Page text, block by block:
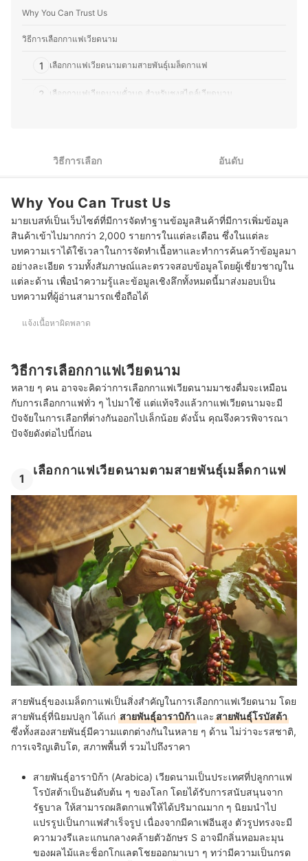
ที่น่าประทับใจให้ลูกค้า ตั้งแต่การพัฒนาเมนูตามฤดูกาล กา
ลงตัว โดยนอกจากบริหารร้าน คุณพีทยังติดตามเทรนด์อาหาร
อาหาร เบเกอรี่ และการพัฒนาเมนูต่าง ๆ เพื่อให้ผู้ที่สนใจ
ประวัติของ ธนกร พรวรรณพงศา (พีท)
Why You Can Trust Us
วิธีการเลือกกาแฟเวียดนาม
1 เลือกกาแฟเวียดนามตามสายพันธุ์เมล็ดกาแฟ
2 เลือกกาแฟเวียดนามคั่วบด สำหรับชงสไตล์เวียดนาม
วิธีทำกาแฟไข่เวียดนามเองง่าย ๆ ที่บ้าน
บทส่งท้าย
วิธีการเลือก อันดับ
Why You Can Trust Us
มายเบสท์เป็นเว็บไซต์ที่มีการจัดทำฐานข้อมูลสินค้าที่มีการเพิ่มข้อมูล
สินค้าเข้าไปมากกว่า 2,000 รายการในแต่ละเดือน ซึ่งในแต่ละ
บทความเราได้ใช้เวลาในการจัดทำเนื้อหาและทำการค้นคว้าข้อมูลมา
อย่างละเอียด รวมทั้งสัมภาษณ์และตรวจสอบข้อมูลโดยผู้เชี่ยวชาญใน
แต่ละด้าน เพื่อนำความรู้และข้อมูลเชิงลึกทั้งหมดนี้มาส่งมอบเป็น
บทความที่ผู้อ่านสามารถเชื่อถือได้
แจ้งเนื้อหาผิดพลาด
วิธีการเลือกกาแฟเวียดนาม
หลาย ๆ คน อาจจะคิดว่าการเลือกกาแฟเวียดนามมาชงดื่มจะเหมือน
กับการเลือกกาแฟทั่ว ๆ ไปมาใช้ แต่แท้จริงแล้วกาแฟเวียดนามจะมี
ปัจจัยในการเลือกที่ต่างกันออกไปเล็กน้อย ดังนั้น คุณจึงควรพิจารณา
ปัจจัยดังต่อไปนี้ก่อน
1
เลือกกาแฟเวียดนามตามสายพันธุ์เมล็ดกาแฟ
สายพันธุ์ของเมล็ดกาแฟเป็นสิ่งสำคัญในการเลือกกาแฟเวียดนาม โดย
สายพันธุ์ที่นิยมปลูก ได้แก่ สายพันธุ์อาราบิก้าและสายพันธุ์โรบัสต้า
ซึ่งทั้งสองสายพันธุ์มีความแตกต่างกันในหลาย ๆ ด้าน ไม่ว่าจะรสชาติ,
การเจริญเติบโต, สภาพพื้นที่ รวมไปถึงราคา
สายพันธุ์อาราบิก้า (Arabica) เวียดนามเป็นประเทศที่ปลูกกาแฟ
โรบัสต้าเป็นอันดับต้น ๆ ของโลก โดยได้รับการสนับสนุนจาก
รัฐบาล ให้สามารถผลิตกาแฟให้ได้ปริมาณมาก ๆ นิยมนำไป
แปรรูปเป็นกาแฟสำเร็จรูป เนื่องจากมีคาเฟอีนสูง ตัวรูปทรงจะมี
ความวงรีและแกนกลางคล้ายตัวอักษร S อาจมีกลิ่นหอมละมุน
ของผลไม้และช็อกโกแลตโชยออกมาเบา ๆ ทว่ามีความเป็นกรด